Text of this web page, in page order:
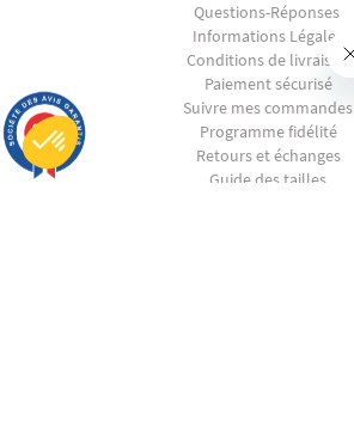
Questions-Réponses
Informations Légales
Conditions de livraison
Paiement sécurisé
Suivre mes commandes
Programme fidélité
Retours et échanges
Guide des tailles
9.7 /10
2882 avis